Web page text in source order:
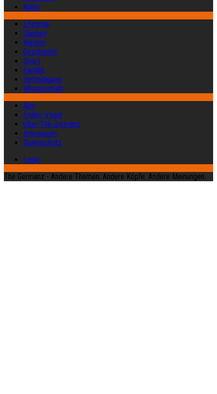
Kultur
Lifestyle
Glauben
Medien
Geschichte
Sport
Familie
Verteidigung
Wissenschaft
Abo
Früher Vogel
Über The Germanz
Impressum
Datenschutz
Login
The Germanz - Andere Themen. Andere Köpfe. Andere Meinungen.